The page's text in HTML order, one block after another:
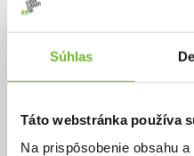
Súhlas
Táto webstránka používa
Na prispôsobenie obsahu
Jednorazový
Celková suma
0 €